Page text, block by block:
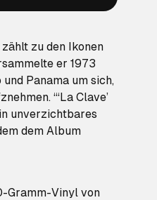
zu den Ikonen
er 1973
Panama um sich,
“‘La Clave’
unverzichtbares
dem Album
Gramm-Vinyl von